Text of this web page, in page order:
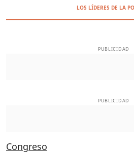
LOS LÍDERES DE LA
PUBLICIDAD
PUBLICIDAD
Congreso